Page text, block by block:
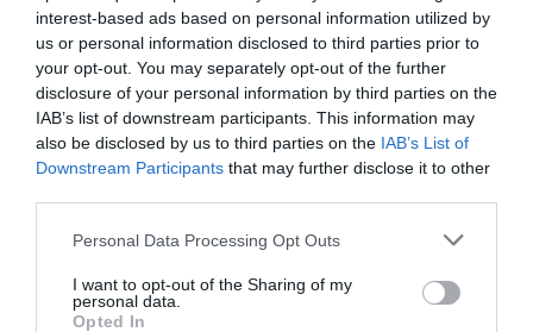
interest-based ads based on personal information utilized by
us or personal information disclosed to third parties prior to
your opt-out. You may separately opt-out of the further
disclosure of your personal information by third parties on the
IAB’s list of downstream participants. This information may
also be disclosed by us to third parties on the IAB’s List of
Downstream Participants that may further disclose it to other
Personal Data Processing Opt Outs
I want to opt-out of the Sharing of my
personal data.
Opted In
μεγάλο
μουσικοσυνθέτη
στο Δημοτικό
Θέατρο Ολύμπια
ΘΕΜΑΤΑ / ΝΕΑ
Θέατρο Ολύμπια:
Το καλλιτεχνικό
πρόγραμμα για
την περίοδο 2022
– 2023